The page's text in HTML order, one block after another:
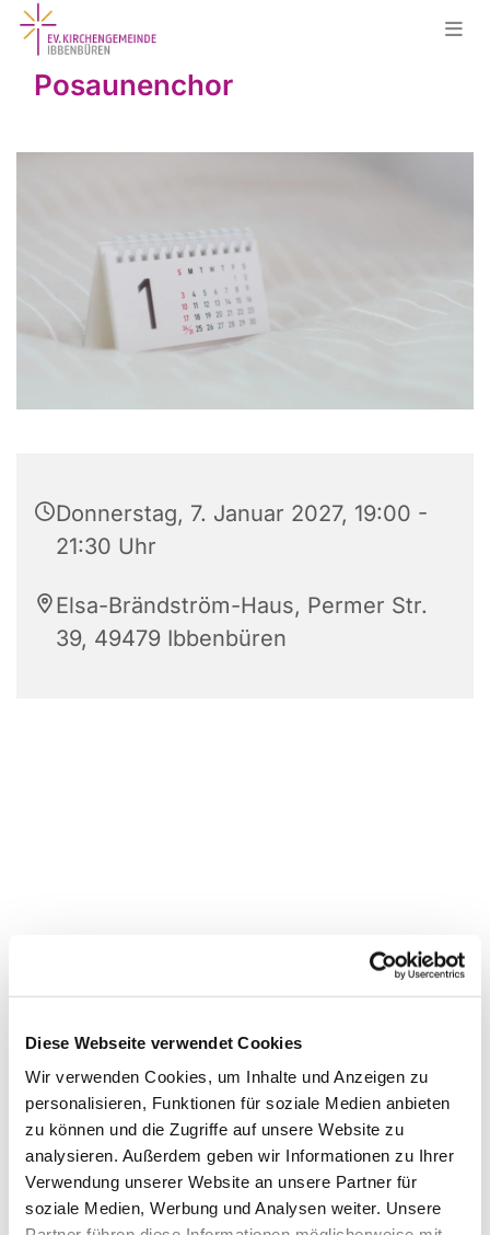
Diese Webseite verwendet Cookies
Wir verwenden Cookies, um Inhalte und Anzeigen zu
personalisieren, Funktionen für soziale Medien anbieten
zu können und die Zugriffe auf unsere Website zu
analysieren. Außerdem geben wir Informationen zu Ihrer
Verwendung unserer Website an unsere Partner für
soziale Medien, Werbung und Analysen weiter. Unsere
Posaunenchor
Donnerstag, 7. Januar 2027, 19:00 -
21:30 Uhr
Elsa-Brändström-Haus, Permer Str.
39, 49479 Ibbenbüren
Dies könnte Sie auch
interessieren